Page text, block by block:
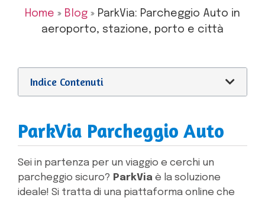
Home » Blog » ParkVia: Parcheggio Auto in
aeroporto, stazione, porto e città
Indice Contenuti
ParkVia Parcheggio Auto
Sei in partenza per un viaggio e cerchi un
parcheggio sicuro? ParkVia è la soluzione
ideale! Si tratta di una piattaforma online che